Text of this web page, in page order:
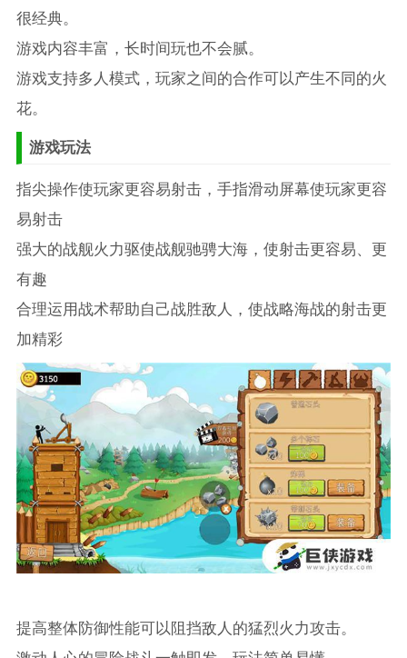
很经典。
游戏内容丰富，长时间玩也不会腻。
游戏支持多人模式，玩家之间的合作可以产生不同的火
花。
游戏玩法
指尖操作使玩家更容易射击，手指滑动屏幕使玩家更容
易射击
强大的战舰火力驱使战舰驰骋大海，使射击更容易、更
有趣
合理运用战术帮助自己战胜敌人，使战略海战的射击更
加精彩
提高整体防御性能可以阻挡敌人的猛烈火力攻击。